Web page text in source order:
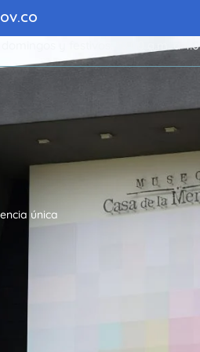
y festivos: 10:00 a.m. a
única